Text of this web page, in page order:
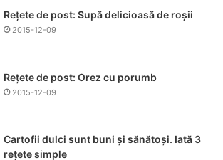
Rețete de post: Supă delicioasă de roșii
2015-12-09
Rețete de post: Orez cu porumb
2015-12-09
Cartofii dulci sunt buni și sănătoși. Iată 3
rețete simple